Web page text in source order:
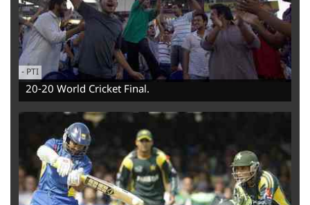
- ‌PTI
20-20 World Cricket Final.